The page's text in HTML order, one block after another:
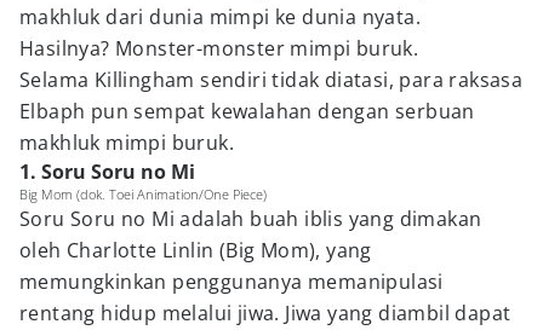
makhluk dari dunia mimpi ke dunia nyata.
Hasilnya? Monster-monster mimpi buruk.
Selama Killingham sendiri tidak diatasi, para raksasa
Elbaph pun sempat kewalahan dengan serbuan
makhluk mimpi buruk.
1. Soru Soru no Mi
Big Mom (dok. Toei Animation/One Piece)
Soru Soru no Mi adalah buah iblis yang dimakan
oleh Charlotte Linlin (Big Mom), yang
memungkinkan penggunanya memanipulasi
rentang hidup melalui jiwa. Jiwa yang diambil dapat